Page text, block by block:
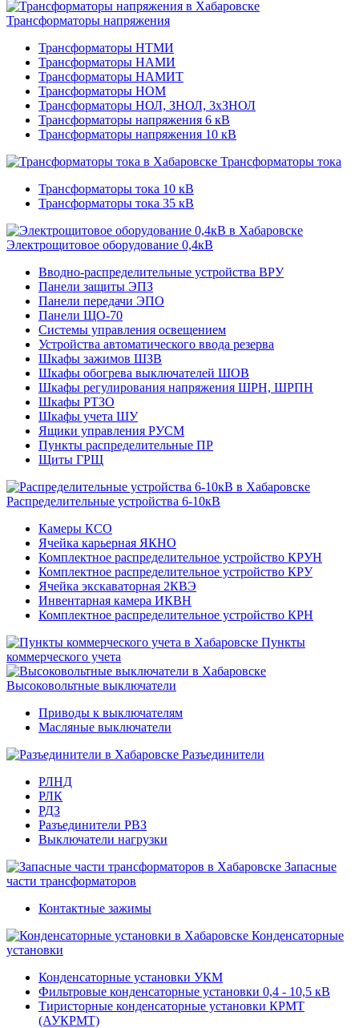
Трансформаторы напряжения
Трансформаторы НТМИ
Трансформаторы НАМИ
Трансформаторы НАМИТ
Трансформаторы НОМ
Трансформаторы НОЛ, ЗНОЛ, 3хЗНОЛ
Трансформаторы напряжения 6 кВ
Трансформаторы напряжения 10 кВ
Трансформаторы тока
Трансформаторы тока 10 кВ
Трансформаторы тока 35 кВ
Электрощитовое оборудование 0,4кВ
Вводно-распределительные устройства ВРУ
Панели защиты ЭПЗ
Панели передачи ЭПО
Панели ЩО-70
Системы управления освещением
Устройства автоматического ввода резерва
Шкафы зажимов ШЗВ
Шкафы обогрева выключателей ШОВ
Шкафы регулирования напряжения ШРН, ШРПН
Шкафы РТЗО
Шкафы учета ШУ
Ящики управления РУСМ
Пункты распределительные ПР
Щиты ГРЩ
Распределительные устройства 6-10кВ
Камеры КСО
Ячейка карьерная ЯКНО
Комплектное распределительное устройство КРУН
Комплектное распределительное устройство КРУ
Ячейка экскаваторная 2КВЭ
Инвентарная камера ИКВН
Комплектное распределительное устройство КРН
Пункты
коммерческого учета
Высоковольтные выключатели
Приводы к выключателям
Масляные выключатели
Разъединители
РЛНД
РЛК
РДЗ
Разъединители РВЗ
Выключатели нагрузки
Запасные
части трансформаторов
Контактные зажимы
Конденсаторные
установки
Конденсаторные установки УКМ
Фильтровые конденсаторные установки 0,4 - 10,5 кВ
Тиристорные конденсаторные установки КРМТ
(АУКРМТ)